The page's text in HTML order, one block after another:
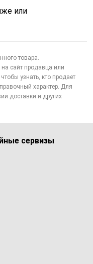
или
товара.
сайт продавца или
чтобы узнать, кто продает
характер. Для
доставки и других
сервизы